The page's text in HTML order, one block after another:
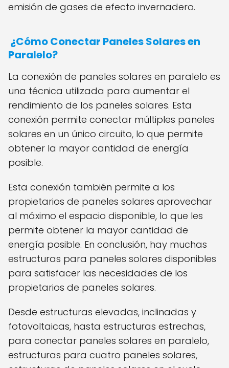
emisión de gases de efecto invernadero.
¿Cómo Conectar Paneles Solares en
Paralelo?
La conexión de paneles solares en paralelo es
una técnica utilizada para aumentar el
rendimiento de los paneles solares. Esta
conexión permite conectar múltiples paneles
solares en un único circuito, lo que permite
obtener la mayor cantidad de energía
posible.
Esta conexión también permite a los
propietarios de paneles solares aprovechar
al máximo el espacio disponible, lo que les
permite obtener la mayor cantidad de
energía posible. En conclusión, hay muchas
estructuras para paneles solares disponibles
para satisfacer las necesidades de los
propietarios de paneles solares.
Desde estructuras elevadas, inclinadas y
fotovoltaicas, hasta estructuras estrechas,
para conectar paneles solares en paralelo,
estructuras para cuatro paneles solares,